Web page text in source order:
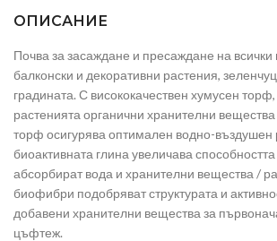
ОПИСАНИЕ
Почва за засаждане и пресаждане на всички
балконски и декоративни растения,
градината. С висококачествен хумусен
растенията органични хранителни
торф осигурява оптимален водно-
биоактивната глина увеличава
абсорбират вода и хранителни вещества /
биофибри подобряват структурата и
добавени хранителни вещества за
цъфтеж.